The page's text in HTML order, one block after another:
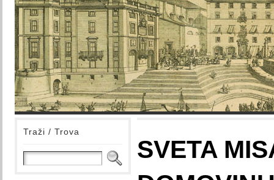
Traži / Trova
SVETA